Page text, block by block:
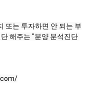
또는 투자하면 안 되는 부
해주는 "분양 분석진단